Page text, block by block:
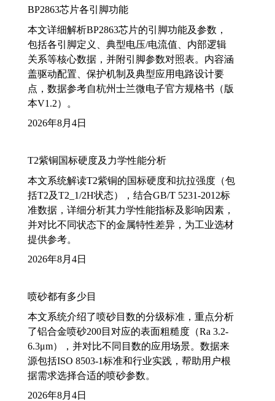
BP2863芯片各引脚功能
本文详细解析BP2863芯片的引脚功能及参数，
包括各引脚定义、典型电压/电流值、内部逻辑
关系等核心数据，并附引脚参数对照表。内容涵
盖驱动配置、保护机制及典型应用电路设计要
点，数据参考自杭州士兰微电子官方规格书（版
本V1.2）。
2026年8月4日
T2紫铜国标硬度及力学性能分析
本文系统解读T2紫铜的国标硬度和抗拉强度（包
括T2及T2_1/2H状态），结合GB/T 5231-2012标
准数据，详细分析其力学性能指标及影响因素，
并对比不同状态下的金属特性差异，为工业选材
提供参考。
2026年8月4日
喷砂都有多少目
本文系统介绍了喷砂目数的分级标准，重点分析
了铝合金喷砂200目对应的表面粗糙度（Ra 3.2-
6.3μm），并对比不同目数的应用场景。数据来
源包括ISO 8503-1标准和行业实践，帮助用户根
据需求选择合适的喷砂参数。
2026年8月4日